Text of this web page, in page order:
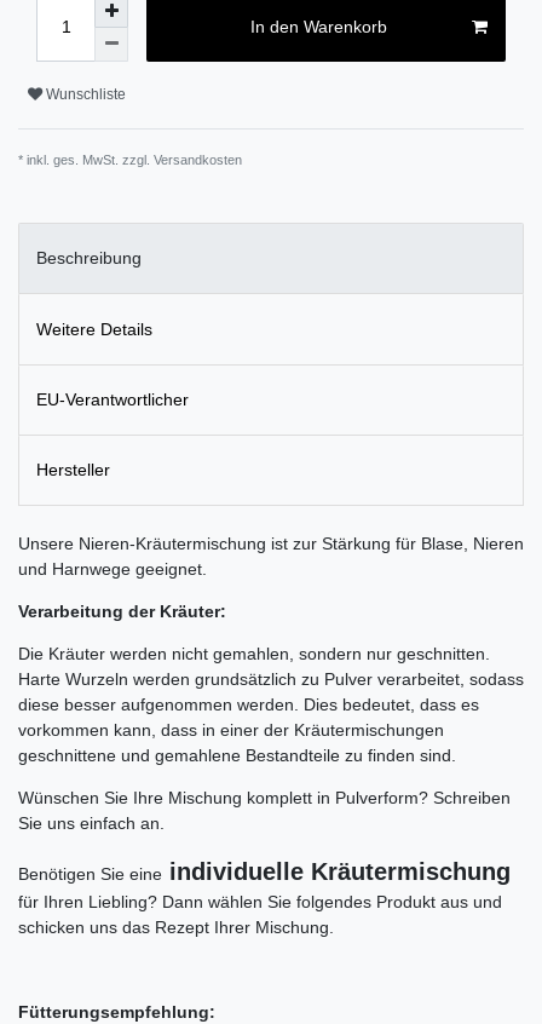
In den Warenkorb
Wunschliste
* inkl. ges. MwSt. zzgl. Versandkosten
Beschreibung
Weitere Details
EU-Verantwortlicher
Hersteller
Unsere Nieren-Kräutermischung ist zur Stärkung für Blase, Nieren
und Harnwege geeignet.
Verarbeitung der Kräuter:
Die Kräuter werden nicht gemahlen, sondern nur geschnitten.
Harte Wurzeln werden grundsätzlich zu Pulver verarbeitet, sodass
diese besser aufgenommen werden. Dies bedeutet, dass es
vorkommen kann, dass in einer der Kräutermischungen
geschnittene und gemahlene Bestandteile zu finden sind.
Wünschen Sie Ihre Mischung komplett in Pulverform? Schreiben
Sie uns einfach an.
Benötigen Sie eine individuelle Kräutermischung
für Ihren Liebling? Dann wählen Sie folgendes Produkt aus und
schicken uns das Rezept Ihrer Mischung.
Fütterungsempfehlung: